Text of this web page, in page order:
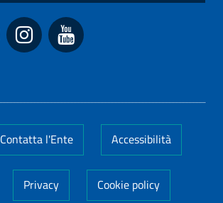
Contatta l'Ente Accessibilità
Privacy Cookie policy